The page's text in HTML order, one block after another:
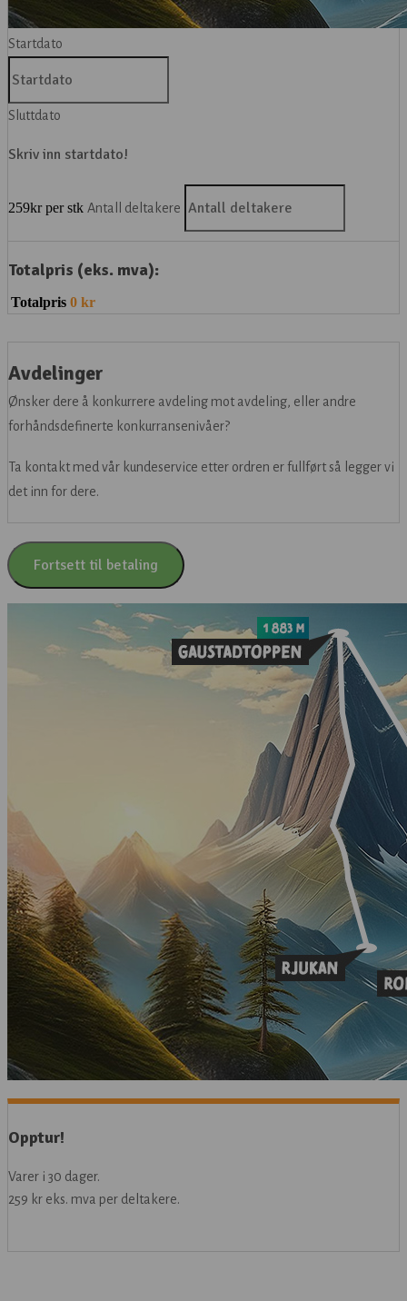
Startdato
Sluttdato
Skriv inn startdato!
259kr per stk Antall deltakere
Totalpris (eks. mva):
Totalpris 0 kr
Avdelinger
Ønsker dere å konkurrere avdeling mot avdeling, eller andre
forhåndsdefinerte konkurransenivåer?
Ta kontakt med vår kundeservice etter ordren er fullført så legger vi
det inn for dere.
Fortsett til betaling
Opptur!
Varer i 30 dager.
259 kr eks. mva per deltakere.